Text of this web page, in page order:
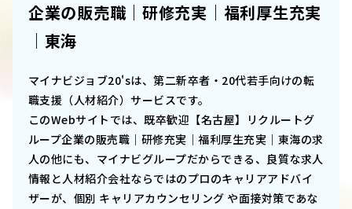
企業の販売職｜研修充実｜福利厚生充実
｜東海
マイナビジョブ20'sは、第二新卒者・20代若手向けの転
職支援（人材紹介）サービスです。
このWebサイトでは、既卒歓迎【名古屋】リクルートグ
ループ企業の販売職｜研修充実｜福利厚生充実｜東海の求
人の他にも、マイナビグループだからできる、良質な求人
情報と人材紹介会社ならではのプロのキャリアアドバイ
ザーが、個別 キャリアカウンセリング や面接対策であな